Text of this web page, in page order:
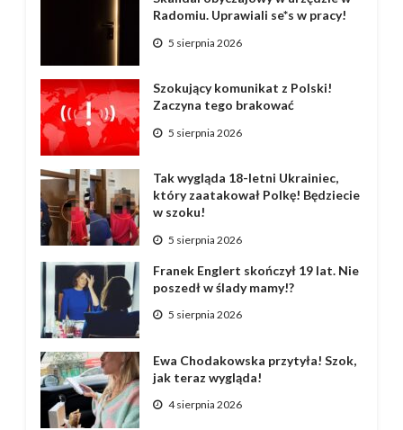
Radomiu. Uprawiali se*s w pracy!
5 sierpnia 2026
Szokujący komunikat z Polski!
Zaczyna tego brakować
5 sierpnia 2026
Tak wygląda 18-letni Ukrainiec,
który zaatakował Polkę! Będziecie
w szoku!
5 sierpnia 2026
Franek Englert skończył 19 lat. Nie
poszedł w ślady mamy!?
5 sierpnia 2026
Ewa Chodakowska przytyła! Szok,
jak teraz wygląda!
4 sierpnia 2026